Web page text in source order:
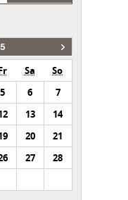
Sa
So
5 6
7
13
14
20
21
27
28